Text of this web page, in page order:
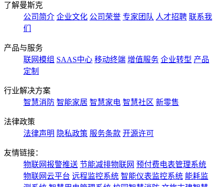
了解曼斯克
公司简介 企业文化 公司荣誉 专家团队 人才招聘 联系我
们
产品与服务
联网模组 SAAS中心 移动终端 增值服务 企业转型 产品
定制
行业解决方案
智慧消防 智能家居 智慧家电 智慧社区 新零售
法律政策
法律声明 隐私政策 服务条款 开源许可
友情链接：
物联网报警推送 节能减排物联网 预付费电表管理系统
物联网云平台 远程监控系统 智能仪表监控系统 能耗监